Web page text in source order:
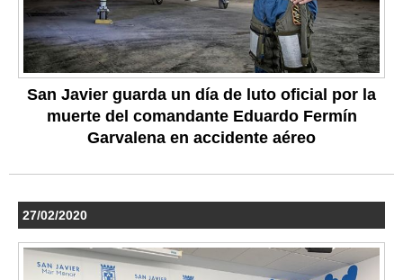
San Javier guarda un día de luto oficial por la
muerte del comandante Eduardo Fermín
Garvalena en accidente aéreo
27/02/2020